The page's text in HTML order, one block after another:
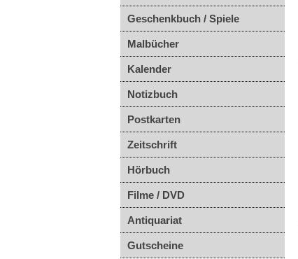
Geschenkbuch / Spiele
Malbücher
Kalender
Notizbuch
Postkarten
Zeitschrift
Hörbuch
Filme / DVD
Antiquariat
Gutscheine